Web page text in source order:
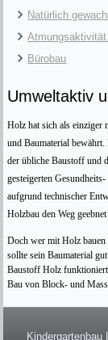
Natürlich
Bürobau
Umweltaktiv
Holz hat sich als einziger
und Baumaterial
der übliche Baustoff und
gesteigerten
aufgrund technischer
Holzbau den Weg geebnet
Doch wer mit Holz bauen
sollte sein Baumaterial
Baustoff Holz
Bau von Block- und
Kindergartenbau|